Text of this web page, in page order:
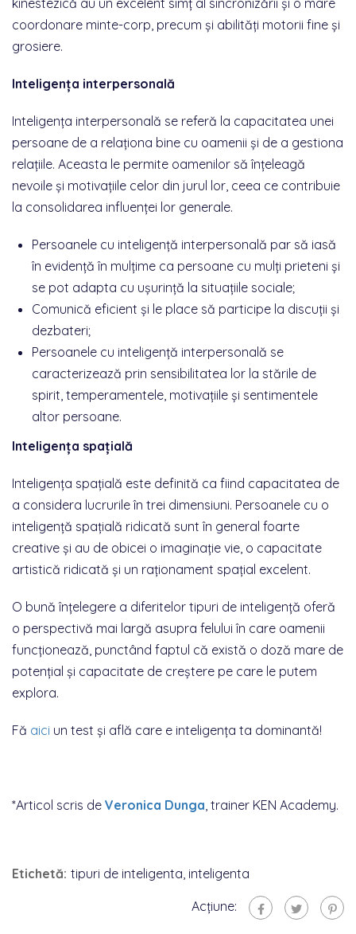
kinestezică au un excelent simț al sincronizării și o mare
coordonare minte-corp, precum și abilități motorii fine și
grosiere.
Inteligența interpersonală
Inteligența interpersonală se referă la capacitatea unei
persoane de a relaționa bine cu oamenii și de a gestiona
relațiile. Aceasta le permite oamenilor să înțeleagă
nevoile și motivațiile celor din jurul lor, ceea ce contribuie
la consolidarea influenței lor generale.
Persoanele cu inteligență interpersonală par să iasă
în evidență în mulțime ca persoane cu mulți prieteni și
se pot adapta cu ușurință la situațiile sociale;
Comunică eficient și le place să participe la discuții și
dezbateri;
Persoanele cu inteligență interpersonală se
caracterizează prin sensibilitatea lor la stările de
spirit, temperamentele, motivațiile și sentimentele
altor persoane.
Inteligența spațială
Inteligența spațială este definită ca fiind capacitatea de
a considera lucrurile în trei dimensiuni. Persoanele cu o
inteligență spațială ridicată sunt în general foarte
creative și au de obicei o imaginație vie, o capacitate
artistică ridicată și un raționament spațial excelent.
O bună înțelegere a diferitelor tipuri de inteligență oferă
o perspectivă mai largă asupra felului în care oamenii
funcționează, punctând faptul că există o doză mare de
potențial și capacitate de creștere pe care le putem
explora.
Fă aici un test și află care e inteligența ta dominantă!
*Articol scris de Veronica Dunga, trainer KEN Academy.
Etichetă: tipuri de inteligenta, inteligenta
Acțiune: